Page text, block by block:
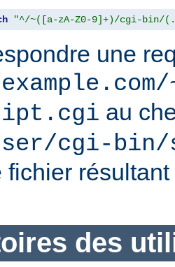
"^/~([a-zA-Z0-9]+)/cgi-bin/
une
au
cgi-
fichier
des